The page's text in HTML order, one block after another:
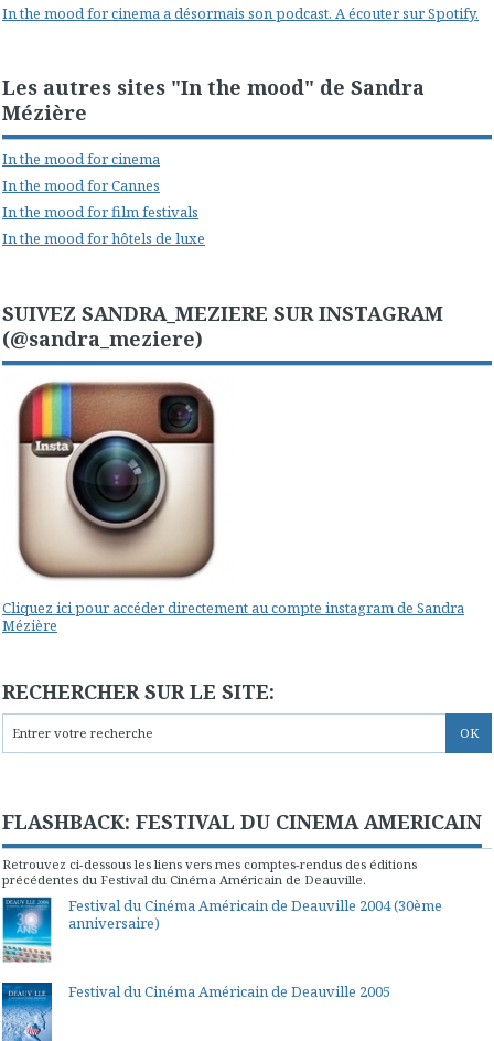
In the mood for cinema a désormais son podcast. A écouter sur Spotify.
Les autres sites "In the mood" de Sandra
Mézière
In the mood for cinema
In the mood for Cannes
In the mood for film festivals
In the mood for hôtels de luxe
SUIVEZ SANDRA_MEZIERE SUR INSTAGRAM
(@sandra_meziere)
Cliquez ici pour accéder directement au compte instagram de Sandra
Mézière
RECHERCHER SUR LE SITE:
FLASHBACK: FESTIVAL DU CINEMA AMERICAIN
Retrouvez ci-dessous les liens vers mes comptes-rendus des éditions
précédentes du Festival du Cinéma Américain de Deauville.
Festival du Cinéma Américain de Deauville 2004 (30ème
anniversaire)
Festival du Cinéma Américain de Deauville 2005